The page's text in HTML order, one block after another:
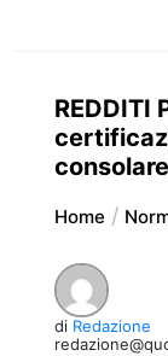
REDDITI
Home
di Redazione